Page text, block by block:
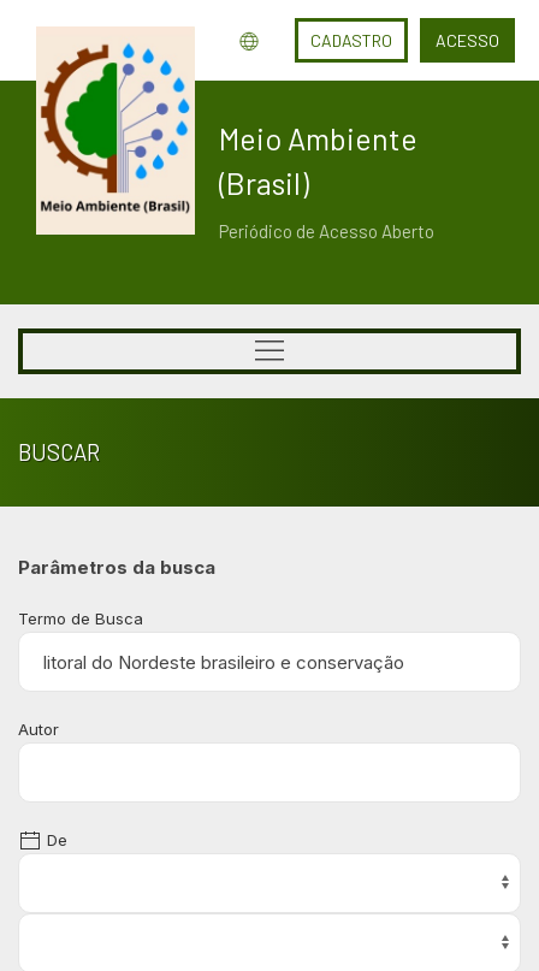
CADASTRO ACESSO
Meio Ambiente
(Brasil)
Periódico de Acesso Aberto
BUSCAR
Parâmetros da busca
Termo de Busca
Autor
De